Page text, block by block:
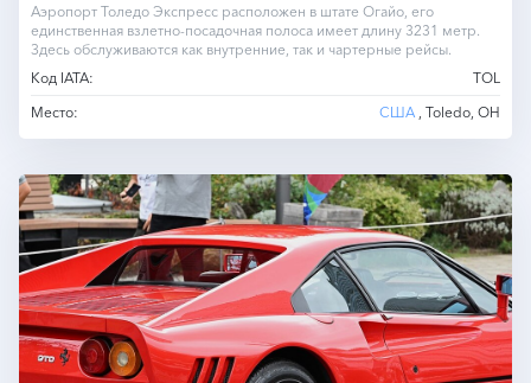
Аэропорт Толедо Экспресс расположен в штате Огайо, его
единственная взлетно-посадочная полоса имеет длину 3231 метр.
Здесь обслуживаются как внутренние, так и чартерные рейсы.
Код IATA:
TOL
Место:
США , Toledo, OH